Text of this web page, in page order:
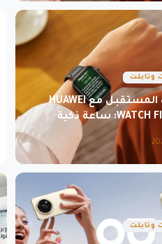
وتابلت
اكتشف المستقبل مع HUAWEI
WATCH FIT 5 Pro: ساعة ذكية
التكنولوجيا والأناقة
وتابلت